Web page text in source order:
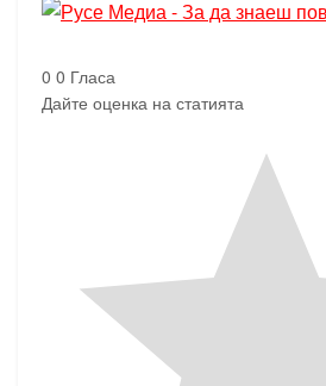
0 0 Гласа
Дайте оценка на статията